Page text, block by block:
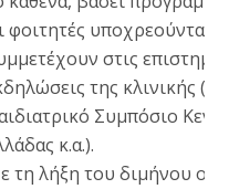
φοιτητές υποχρεούνται
στις
της κλινικής (πχ
Συμπόσιο
κ.α.).
τη λήξη του διμήνου ο